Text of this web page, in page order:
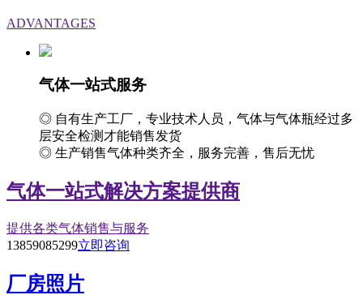
ADVANTAGES
气体一站式服务
◎ 自有生产工厂，专业技术人员，气体与气体瓶经过多
层安全检测才能销售发货
◎ 生产销售气体种类齐全，服务完善，售后无忧
气体一站式解决方案提供商
提供各类气体销售与服务
13859085299立即咨询
厂房照片